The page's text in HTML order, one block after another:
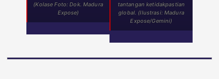
(Kolase Foto: Dok. Madura
Expose)
tantangan ketidakpastian
global. (Ilustrasi: Madura
Expose/Gemini)